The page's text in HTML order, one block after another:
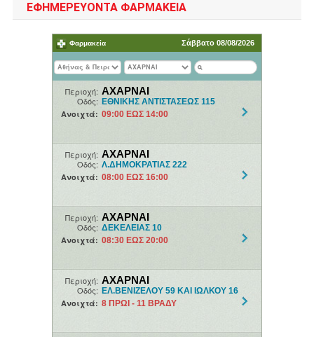
ΕΦΗΜΕΡΕΥΟΝΤΑ ΦΑΡΜΑΚΕΙΑ